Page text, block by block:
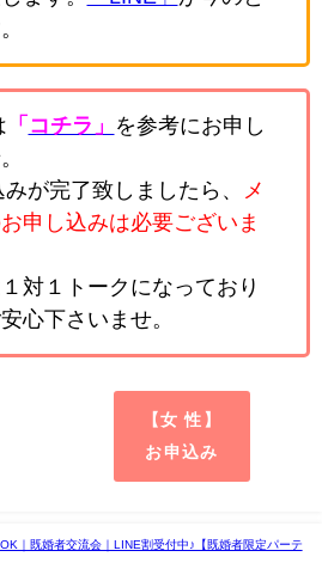
「 コチラ」
を参考にお申し
が完了致しましたら、
メ
申し込みは必要ございま
対１トークになっており
心下さいませ。
【女 性】
お申込み
｜既婚者交流会｜LINE割受付中♪【既婚者限定パーテ